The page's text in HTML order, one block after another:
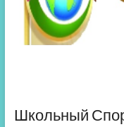
Школьный